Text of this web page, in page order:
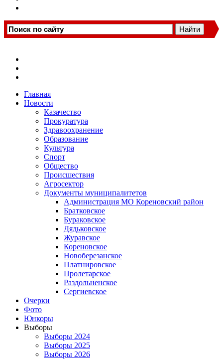
Главная
Новости
Казачество
Прокуратура
Здравоохранение
Образование
Культура
Спорт
Общество
Происшествия
Агросектор
Документы муниципалитетов
Администрация МО Кореновский район
Братковское
Бураковское
Дядьковское
Журавское
Кореновское
Новоберезанское
Платнировское
Пролетарское
Раздольненское
Сергиевское
Очерки
Фото
Юнкоры
Выборы
Выборы 2024
Выборы 2025
Выборы 2026